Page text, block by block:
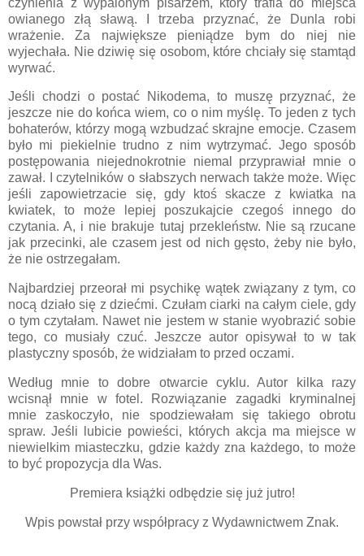
owianego złą sławą. I trzeba przyznać, że Dunla robi
wrażenie. Za największe pieniądze bym do niej nie
wyjechała. Nie dziwię się osobom, które chciały się stamtąd
wyrwać.
Jeśli chodzi o postać Nikodema, to muszę przyznać, że
jeszcze nie do końca wiem, co o nim myślę. To jeden z tych
bohaterów, którzy mogą wzbudzać skrajne emocje. Czasem
było mi piekielnie trudno z nim wytrzymać. Jego sposób
postępowania niejednokrotnie niemal przyprawiał mnie o
zawał. I czytelników o słabszych nerwach także może. Więc
jeśli zapowietrzacie się, gdy ktoś skacze z kwiatka na
kwiatek, to może lepiej poszukajcie czegoś innego do
czytania. A, i nie brakuje tutaj przekleństw. Nie są rzucane
jak przecinki, ale czasem jest od nich gęsto, żeby nie było,
że nie ostrzegałam.
Najbardziej przeorał mi psychikę wątek związany z tym, co
nocą działo się z dziećmi. Czułam ciarki na całym ciele, gdy
o tym czytałam. Nawet nie jestem w stanie wyobrazić sobie
tego, co musiały czuć. Jeszcze autor opisywał to w tak
plastyczny sposób, że widziałam to przed oczami.
Według mnie to dobre otwarcie cyklu. Autor kilka razy
wcisnął mnie w fotel. Rozwiązanie zagadki kryminalnej
mnie zaskoczyło, nie spodziewałam się takiego obrotu
spraw. Jeśli lubicie powieści, których akcja ma miejsce w
niewielkim miasteczku, gdzie każdy zna każdego, to może
to być propozycja dla Was.
Premiera książki odbędzie się już jutro!
Wpis powstał przy współpracy z Wydawnictwem Znak.